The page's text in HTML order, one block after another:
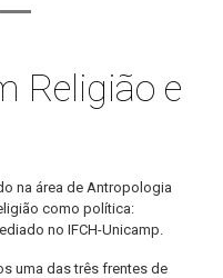
Religião e
na área de Antropologia
como política:
no IFCH-Unicamp.
uma das três frentes de